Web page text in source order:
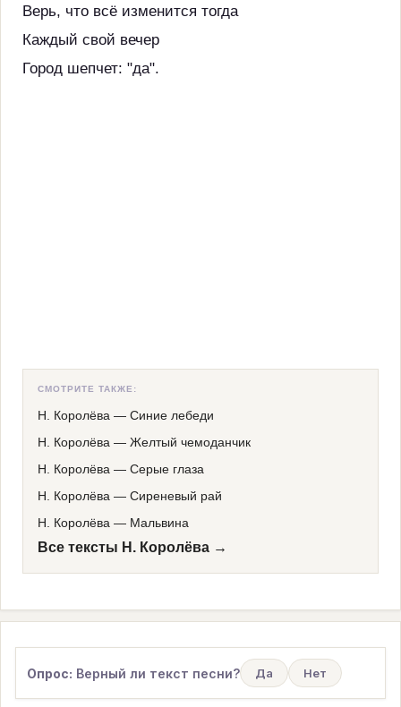
Верь, что всё изменится тогда
Каждый свой вечер
Город шепчет: "да".
СМОТРИТЕ ТАКЖЕ:
Н. Королёва — Синие лебеди
Н. Королёва — Желтый чемоданчик
Н. Королёва — Серые глаза
Н. Королёва — Сиреневый рай
Н. Королёва — Мальвина
Все тексты Н. Королёва →
Опрос: Верный ли текст песни? Да Нет